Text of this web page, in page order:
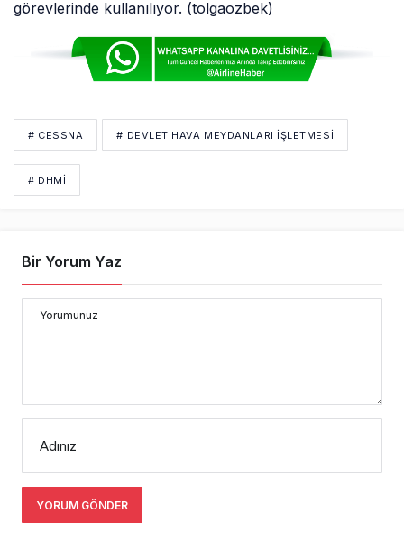
görevlerinde kullanılıyor. (tolgaozbek)
# CESSNA # DEVLET HAVA MEYDANLARI İŞLETMESI
# DHMİ
Bir Yorum Yaz
Yorumunuz
Adınız
YORUM GÖNDER